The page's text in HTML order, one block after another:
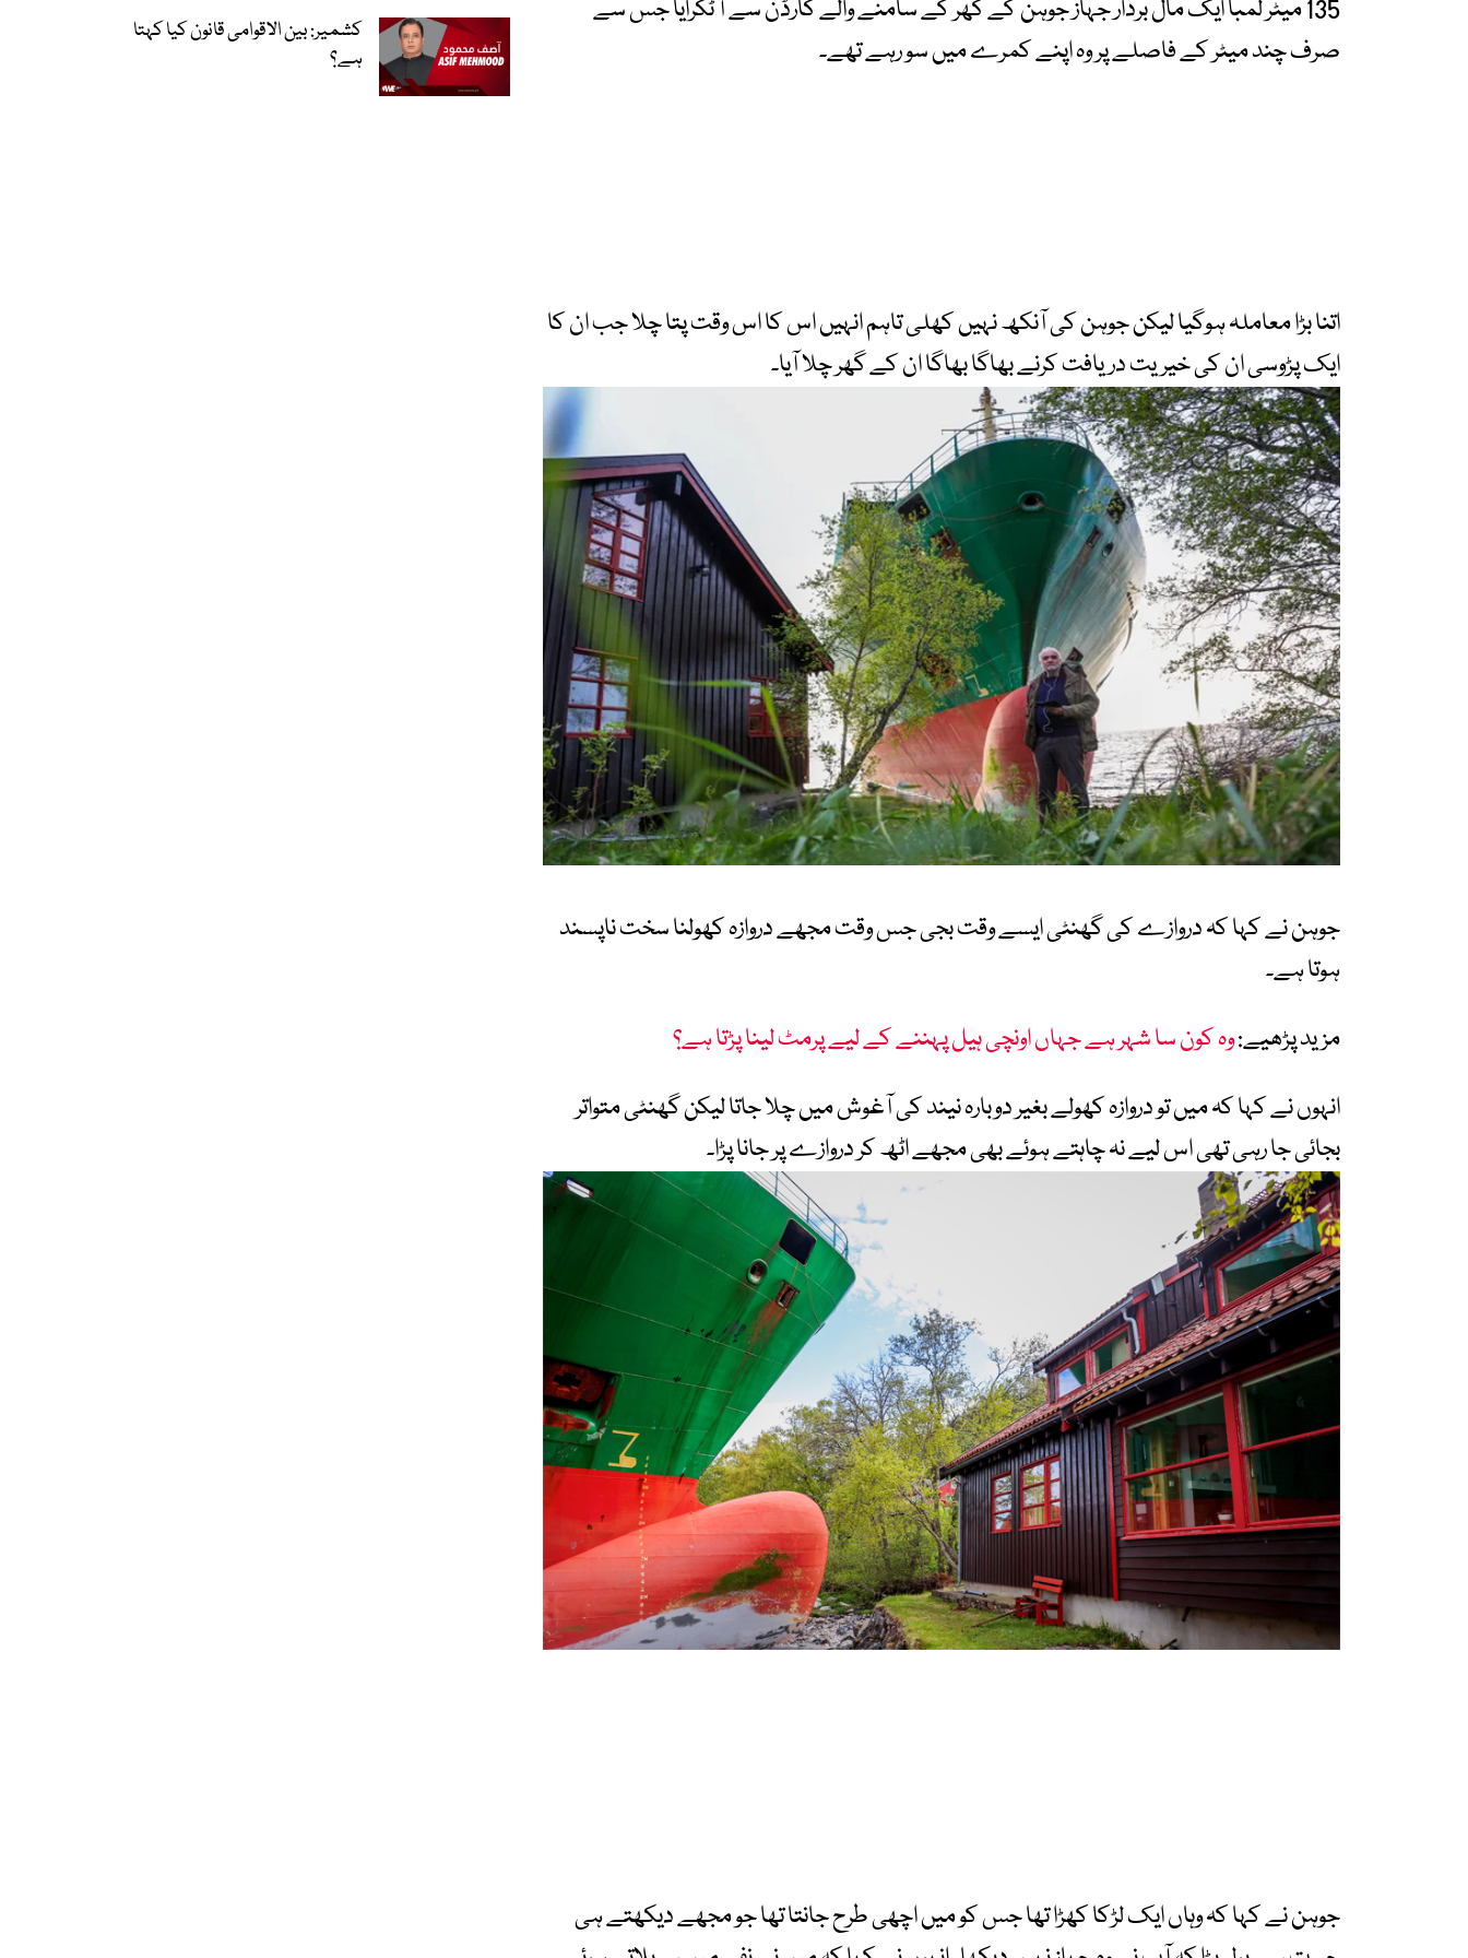
135 میٹر لمبا ایک مال بردار جہاز جوہن کے گھر کے سامنے والے گارڈن سے آ ٹکرایا جس سے
صرف چند میٹر کے فاصلے پر وہ اپنے کمرے میں سو رہے تھے۔
اتنا بڑا معاملہ ہوگیا لیکن جوہن کی آنکھ نہیں کھلی تاہم انہیں اس کا اس وقت پتا چلا جب ان کا
ایک پڑوسی ان کی خیریت دریافت کرنے بھاگا بھاگا ان کے گھر چلا آیا۔
جوہن نے کہا کہ دروازے کی گھنٹی ایسے وقت بجی جس وقت مجھے دروازہ کھولنا سخت ناپسند
ہوتا ہے۔
مزید پڑھیے:وہ کون سا شہر ہے جہاں اونچی ہیل پہننے کے لیے پرمٹ لینا پڑتا ہے؟
انہوں نے کہا کہ میں تو دروازہ کھولے بغیر دوبارہ نیند کی آغوش میں چلا جاتا لیکن گھنٹی متواتر
بجائی جا رہی تھی اس لیے نہ چاہتے ہوئے بھی مجھے اٹھ کر دروازے پر جانا پڑا۔
جوہن نے کہا کہ وہاں ایک لڑکا کھڑا تھا جس کو میں اچھی طرح جانتا تھا جو مجھے دیکھتے ہی
کشمیر: بین الاقوامی قانون کیا کہتا
ہے؟